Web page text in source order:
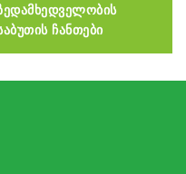
ჩანთები